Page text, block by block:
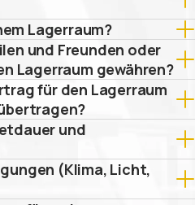
Lagerraum?
und Freunden oder
Lagerraum gewähren?
für den Lagerraum
und
(Klima, Licht,